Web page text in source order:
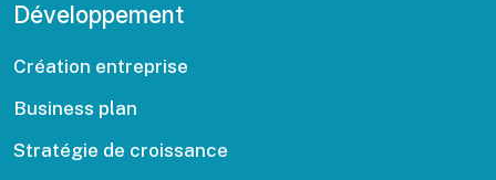
Développement
Création entreprise
Business plan
Stratégie de croissance